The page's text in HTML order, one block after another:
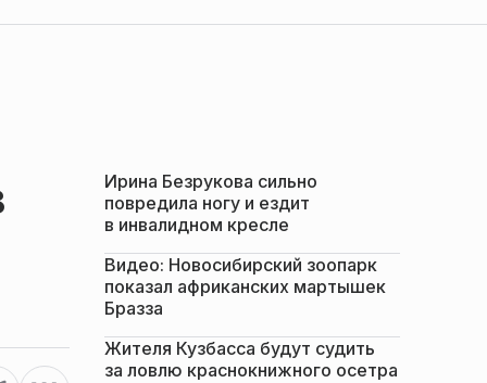
Ирина Безрукова сильно
повредила ногу и ездит
в инвалидном кресле
Видео: Новосибирский зоопарк
показал африканских мартышек
Бразза
Жителя Кузбасса будут судить
за ловлю краснокнижного осетра